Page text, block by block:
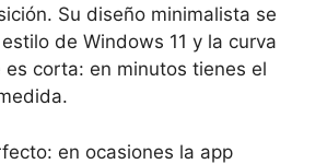
Su diseño minimalista se
de Windows 11 y la curva
es corta: en minutos tienes el
en ocasiones la app